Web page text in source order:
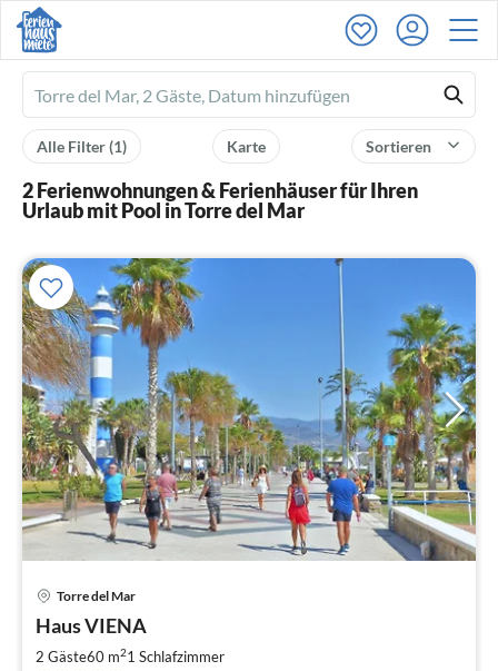
Ferienhausmiete
logo
Sortieren
Karte
Alle Filter(1)
2 Ferienwohnungen & Ferienhäuser für Ihren
Urlaub mit Pool in Torre del Mar
Torre del Mar
Haus VIENA
2 Gäste60 m21 Schlafzimmer